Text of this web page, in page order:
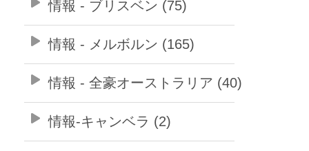
情報 - ブリスベン (75)
情報 - メルボルン (165)
情報 - 全豪オーストラリア (40)
情報-キャンベラ (2)